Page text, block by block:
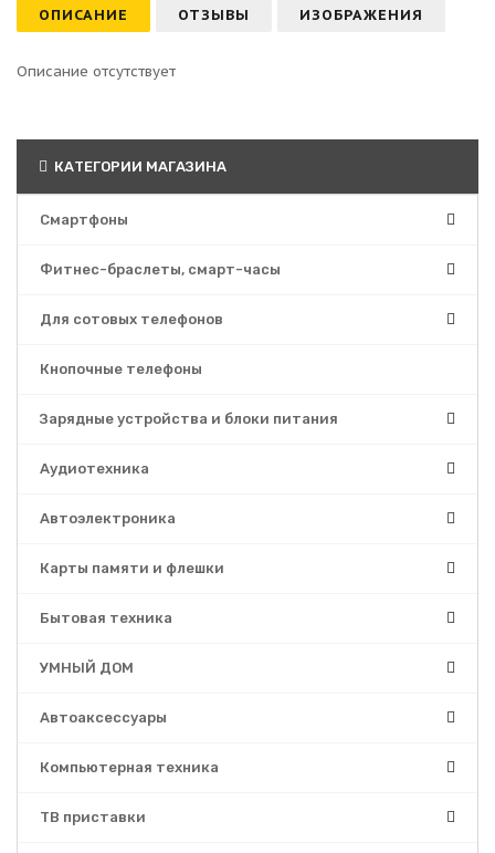
ОПИСАНИЕ ОТЗЫВЫ ИЗОБРАЖЕНИЯ
Описание отсутствует
КАТЕГОРИИ МАГАЗИНА
Смартфоны
Фитнес-браслеты, смарт-часы
Для сотовых телефонов
Кнопочные телефоны
Зарядные устройства и блоки питания
Аудиотехника
Автоэлектроника
Карты памяти и флешки
Бытовая техника
УМНЫЙ ДОМ
Автоаксессуары
Компьютерная техника
ТВ приставки